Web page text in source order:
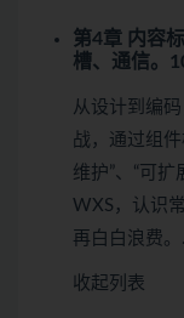
第4章 内容
槽、通信。
从设计到编
战，通过组件
维护”、“可
WXS，认识
再白白浪费
收起列表